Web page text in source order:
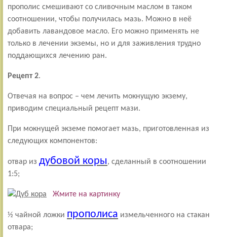
прополис смешивают со сливочным маслом в таком
соотношении, чтобы получилась мазь. Можно в неё
добавить лавандовое масло. Его можно применять не
только в лечении экземы, но и для заживления трудно
поддающихся лечению ран.
Рецепт 2.
Отвечая на вопрос – чем лечить мокнущую экзему,
приводим специальный рецепт мази.
При мокнущей экземе помогает мазь, приготовленная из
следующих компонентов:
отвар из дубовой коры, сделанный в соотношении
1:5;
Жмите на картинку
½ чайной ложки прополиса измельченного на стакан
отвара;